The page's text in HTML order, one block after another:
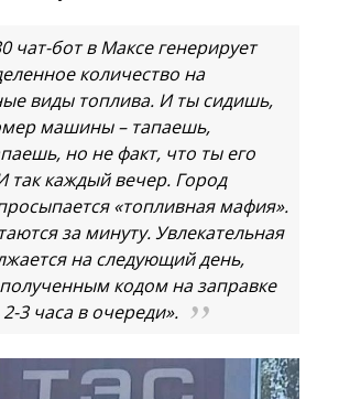
чат-бот в Максе генерирует
количество на
виды топлива. И ты сидишь,
машины – тапаешь,
но не факт, что ты его
так каждый вечер. Город
«топливная мафия».
за минуту. Увлекательная
на следующий день,
кодом на заправке
3 часа в очереди».